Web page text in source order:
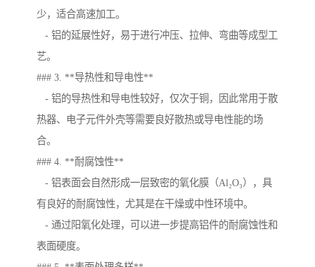
少，适合高速加工。
- 铝的延展性好，易于进行冲压、拉伸、弯曲等成型工
艺。
### 3. **导热性和导电性**
- 铝的导热性和导电性较好，仅次于铜，因此常用于散
热器、电子元件外壳等需要良好散热或导电性能的场
合。
### 4. **耐腐蚀性**
- 铝表面会自然形成一层致密的氧化膜（Al₂O₃），具
有良好的耐腐蚀性，尤其是在干燥或中性环境中。
- 通过阳氧化处理，可以进一步提高铝件的耐腐蚀性和
表面硬度。